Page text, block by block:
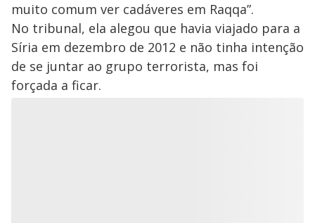
muito comum ver cadáveres em Raqqa”.
No tribunal, ela alegou que havia viajado para a
Síria em dezembro de 2012 e não tinha intenção
de se juntar ao grupo terrorista, mas foi
forçada a ficar.